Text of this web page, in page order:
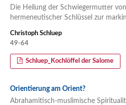
Die Heilung der Schwiegermutter
hermeneutischer Schlüssel zur
Christoph Schluep
49-64
Schluep_Kochlöffel der Salome
Orientierung am Orient?
Abrahamitisch-muslimische